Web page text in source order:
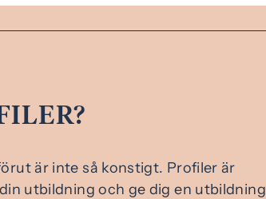
är inte så konstigt. Profiler är
utbildning och ge dig en utbildning